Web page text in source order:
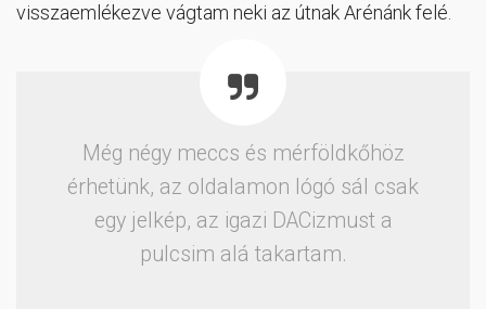
visszaemlékezve vágtam neki az útnak Arénánk felé.
Még négy meccs és mérföldkőhöz
érhetünk, az oldalamon lógó sál csak
egy jelkép, az igazi DACizmust a
pulcsim alá takartam.